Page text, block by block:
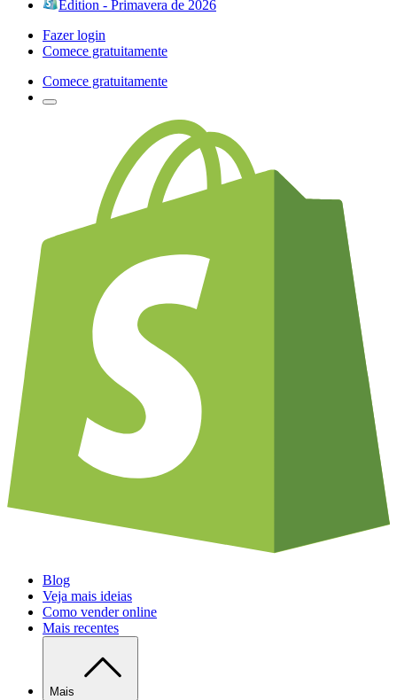
Edition - Primavera de 2026
Fazer login
Comece gratuitamente
Comece gratuitamente
Blog
Veja mais ideias
Como vender online
Mais recentes
Mais